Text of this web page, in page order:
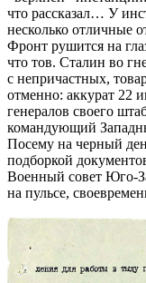
что рассказал… У
несколько отличные
Фронт рушится на
что тов. Сталин во
с непричастных,
отменно: аккурат 22
генералов своего
командующий
Посему на черный
подборкой
Военный совет Юго-
на пульсе,